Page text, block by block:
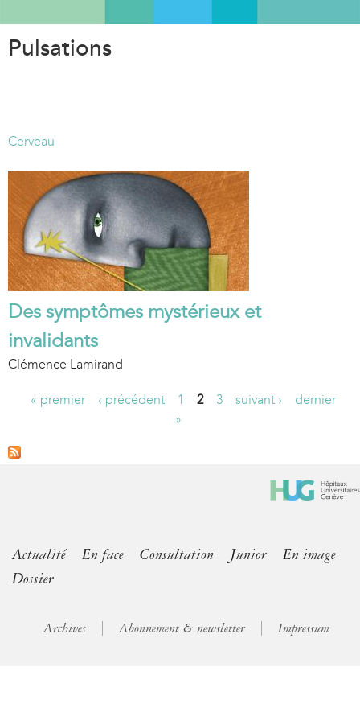
Pulsations
Cerveau
Des symptômes mystérieux et
invalidants
Clémence Lamirand
a
« premier ‹ précédent 1 2 3 suivant ›
dernier
»
Actualité En face Consultation Junior
En image
Dossier
Archives Abonnement & newsletter Impressum